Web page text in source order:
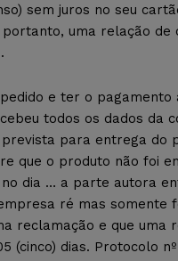
sem juros no seu
uma relação de
e ter o pagamento
todos os dados da
para entrega do
que o produto não foi
dia … a parte autora
ré mas somente
reclamação e que uma
(cinco) dias. Protocolo